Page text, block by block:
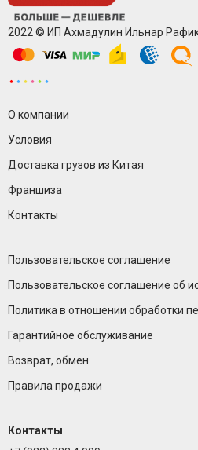
2022 © ИП Ахмадулин Ильнар
О компании
Условия
Доставка грузов из Китая
Франшиза
Контакты
Пользовательское соглашение
Пользовательское соглашение об
Политика в отношении обработки
Гарантийное обслуживание
Возврат, обмен
Правила продажи
Контакты